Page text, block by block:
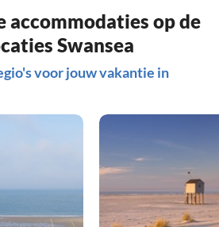
accommodaties op de
Swansea
voor jouw vakantie in